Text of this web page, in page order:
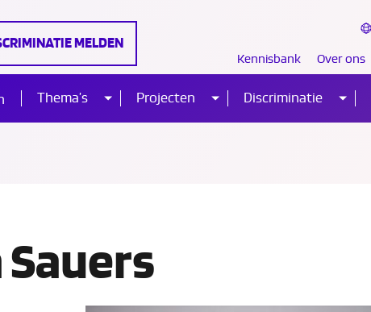
Thema’s
Sub
Projecten
Sub
Discriminatie
Sub
MELDEN
Kennisbank Over ons